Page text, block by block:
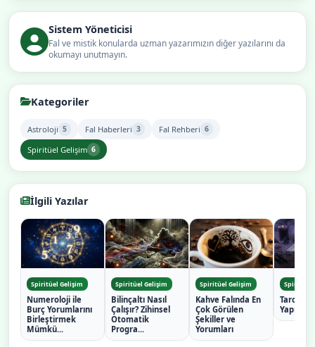
Sistem Yöneticisi
Fal ve mistik konularda uzman yazarımızın diğer yazılarını da
okumayı unutmayın.
Kategoriler
Astroloji 5 Fal Haberleri 3 Fal Rehberi 6
Spiritüel Gelişim 6
İlgili Yazılar
Spiritüel Gelişim
Numeroloji ile
Burç Yorumlarını
Birleştirmek
Mümkü...
Spiritüel Gelişim
Bilinçaltı Nasıl
Çalışır? Zihinsel
Otomatik
Progra...
Spiritüel Gelişim
Kahve Falında En
Çok Görülen
Şekiller ve
Yorumları
Spiritüel
Tarot
Yapılan